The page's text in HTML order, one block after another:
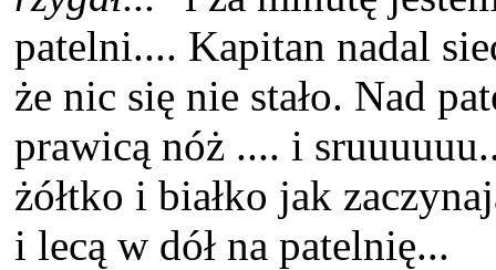
patelni.... Kapitan nadal
że nic się nie stało. Nad
prawicą nóż .... i
żółtko i białko jak
i lecą w dół na patelnię...